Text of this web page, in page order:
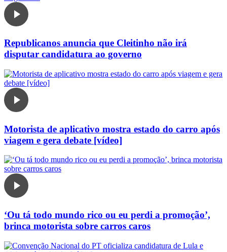
Republicanos anuncia que Cleitinho não irá
disputar candidatura ao governo
Motorista de aplicativo mostra estado do carro após
viagem e gera debate [vídeo]
‘Ou tá todo mundo rico ou eu perdi a promoção’,
brinca motorista sobre carros caros